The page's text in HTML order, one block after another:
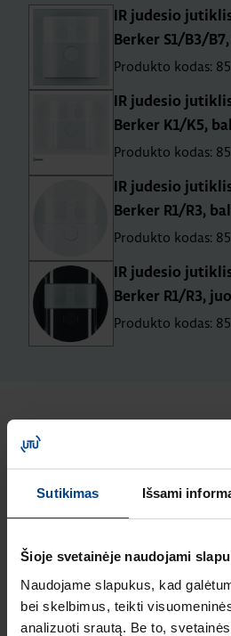
Sutikimas Išsami
Šioje svetainėje naudojami
Naudojame slapukus, kad
bei skelbimus, teikti
analizuoti srautą. Be to,
IR judesio
Berker S1/B3/
Produkto kodas:
IR judesio
Berker K1/K5,
Produkto kodas:
IR judesio
Berker R1/R3,
Produkto kodas:
IR judesio
Berker R1/R3,
Produkto kodas:
Naujausi
Elektros
18.2.2026
Skaitymo laikas: 2
min
HAGER lumina